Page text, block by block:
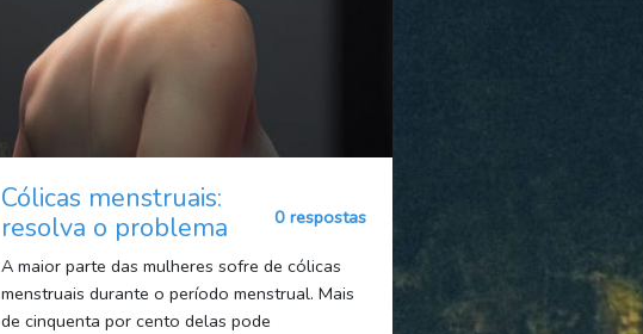
Cólicas menstruais:
resolva o problema
0 respostas
A maior parte das mulheres sofre de cólicas
menstruais durante o período menstrual. Mais
de cinquenta por cento delas pode